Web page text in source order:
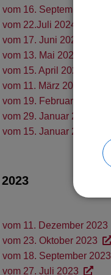
16. September 2024
22.Juli 2024
17. Juni 2024
13. Mai 2024
15. April 2024
11. März 2024
19. Februar 2024
29. Januar 2024
15. Januar 2024
11. Dezember 2023
23. Oktober 2023
18. September 2023
27. Juli 2023